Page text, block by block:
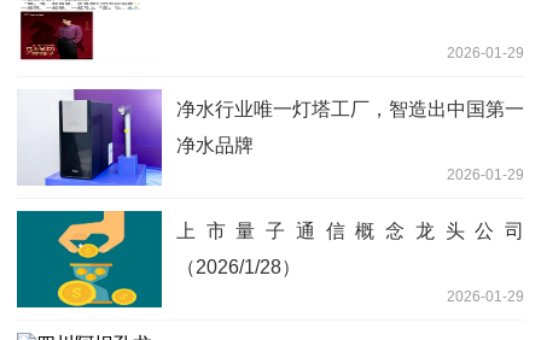
2026-01-29
净水行业唯一灯塔工厂，智造出中国第一
净水品牌
2026-01-29
上市量子通信概念龙头公司
（2026/1/28）
2026-01-29